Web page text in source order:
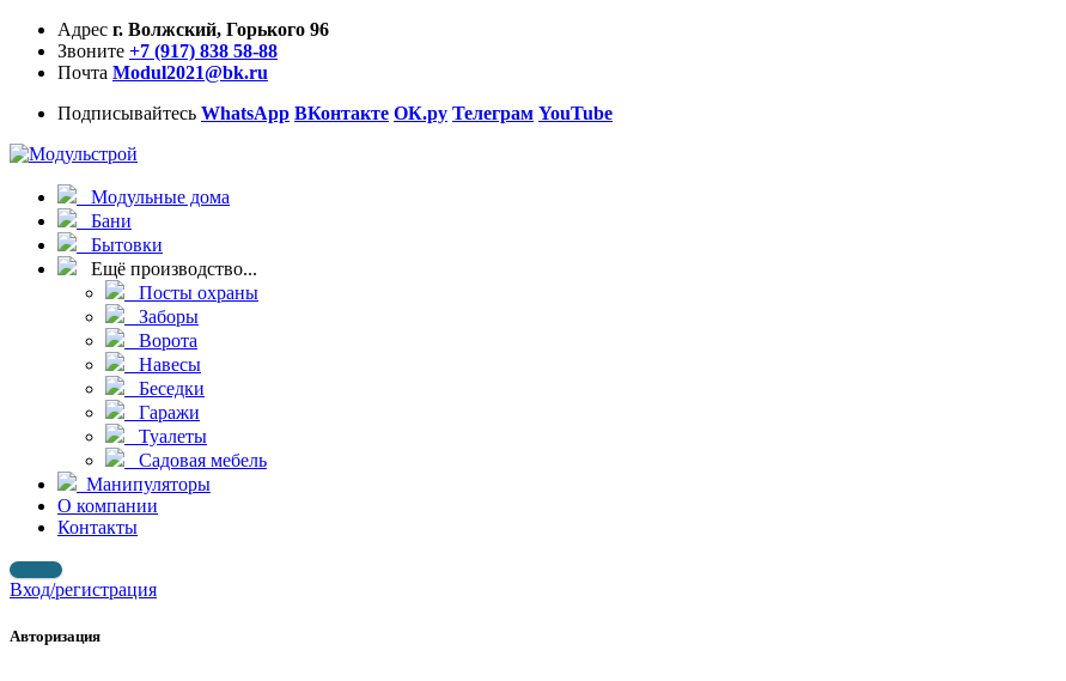
Адрес г. Волжский, Горького 96
Звоните +7 (917) 838 58-88
Почта Modul2021@bk.ru
Подписывайтесь WhatsApp ВКонтакте ОК.ру Телеграм YouTube
Модульные дома
Бани
Бытовки
Ещё производство...
Посты охраны
Заборы
Ворота
Навесы
Беседки
Гаражи
Туалеты
Садовая мебель
Манипуляторы
О компании
Контакты
Вход/регистрация
Авторизация